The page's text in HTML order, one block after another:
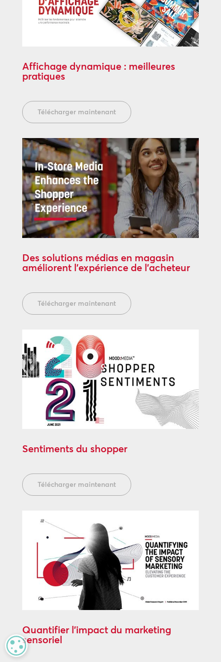
Affichage dynamique : meilleures
pratiques
Télécharger maintenant
Des solutions médias en magasin
améliorent l’expérience de l’acheteur
Télécharger maintenant
Sentiments du shopper
Télécharger maintenant
Quantifier l’impact du marketing
sensoriel
MANAGE PRIVACY